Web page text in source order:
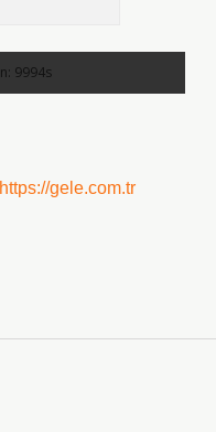
https://gele.com.tr